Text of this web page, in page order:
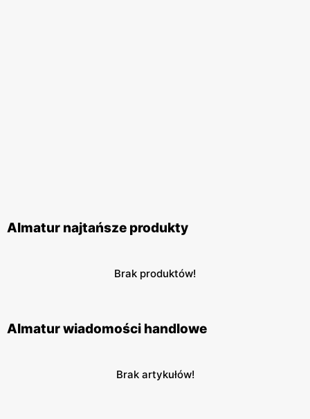
Almatur najtańsze produkty
Brak produktów!
Almatur wiadomości handlowe
Brak artykułów!